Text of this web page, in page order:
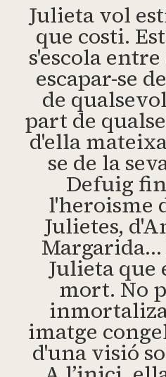
Julieta vol
que costi.
s'escola
escapar-se
de
part de
d'ella
se de la
Defuig
l'heroisme
Julietes,
Margarida…
Julieta que
mort. No
imatge
d'una visió